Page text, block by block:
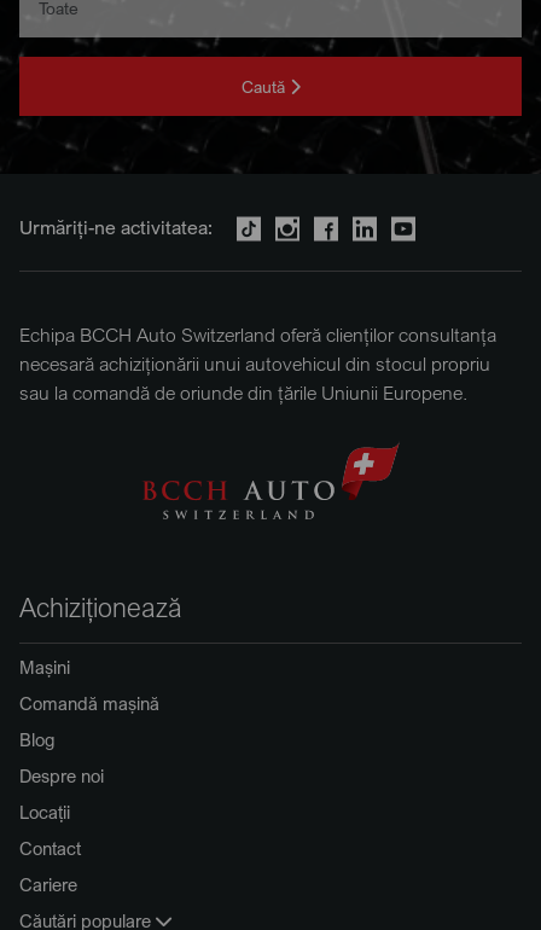
Caută
Urmăriți-ne activitatea:
Echipa BCCH Auto Switzerland oferă clienților consultanța
necesară achiziționării unui autovehicul din stocul propriu
sau la comandă de oriunde din țările Uniunii Europene.
Achiziționează
Mașini
Comandă mașină
Blog
Despre noi
Locații
Contact
Cariere
Căutări populare